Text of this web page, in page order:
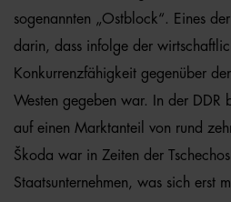
sogenannten „Ostblock“. Eines
darin, dass infolge der
Konkurrenzfähigkeit gegenüber
Westen gegeben war. In der DDR
auf einen Marktanteil von rund
Škoda war in Zeiten der
Staatsunternehmen, was sich erst